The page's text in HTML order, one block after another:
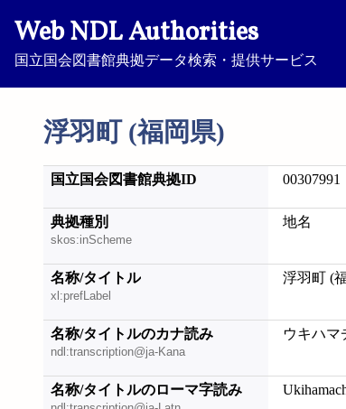
Web NDL Authorities
国立国会図書館典拠データ検索・提供サービス
浮羽町 (福岡県)
国立国会図書館典拠ID 00307991
典拠種別
skos:inScheme
地名
名称/タイトル
xl:prefLabel
浮羽町 (
名称/タイトルのカナ読み
ndl:transcription@ja-Kana
ウキハマ
名称/タイトルのローマ字読み